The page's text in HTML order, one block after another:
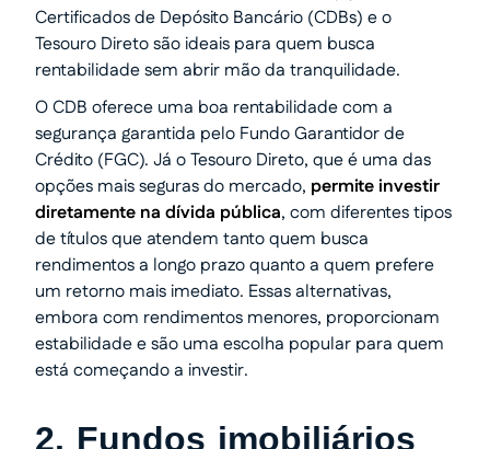
Certificados de Depósito Bancário (CDBs) e o
Tesouro Direto são ideais para quem busca
rentabilidade sem abrir mão da tranquilidade.
O CDB oferece uma boa rentabilidade com a
segurança garantida pelo Fundo Garantidor de
Crédito (FGC). Já o Tesouro Direto, que é uma das
opções mais seguras do mercado, permite investir
diretamente na dívida pública, com diferentes tipos
de títulos que atendem tanto quem busca
rendimentos a longo prazo quanto a quem prefere
um retorno mais imediato. Essas alternativas,
embora com rendimentos menores, proporcionam
estabilidade e são uma escolha popular para quem
está começando a investir.
2. Fundos imobiliários